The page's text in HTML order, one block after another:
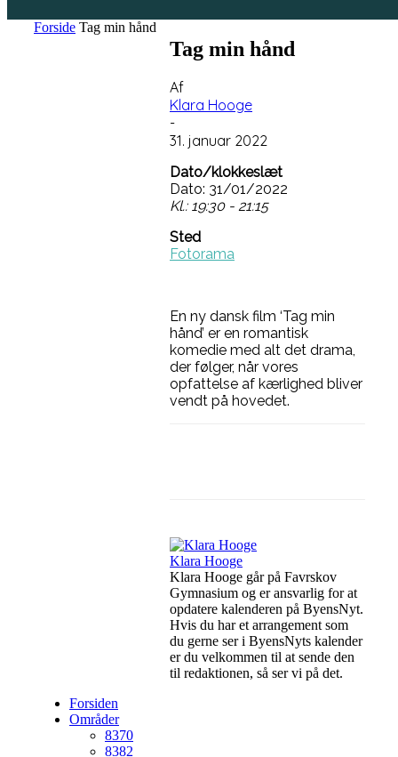
Forside Tag min hånd
Tag min hånd
Af
Klara Hooge
-
31. januar 2022
Dato/klokkeslæt
Dato: 31/01/2022
Kl.: 19:30 - 21:15
Sted
Fotorama
En ny dansk film ‘Tag min
hånd’ er en romantisk
komedie med alt det drama,
der følger, når vores
opfattelse af kærlighed bliver
vendt på hovedet.
Klara Hooge
Klara Hooge går på Favrskov
Gymnasium og er ansvarlig for at
opdatere kalenderen på ByensNyt.
Hvis du har et arrangement som
du gerne ser i ByensNyts kalender
er du velkommen til at sende den
til redaktionen, så ser vi på det.
Forsiden
Områder
8370
8382